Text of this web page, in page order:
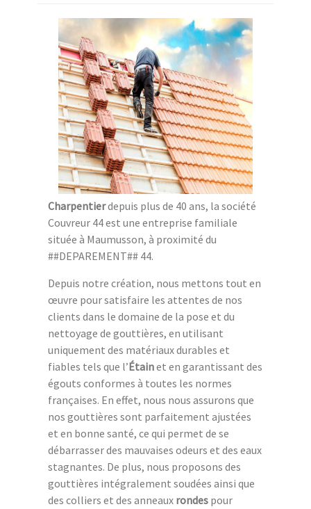
Charpentierdepuis plus de 40 ans, la société
Couvreur 44 est une entreprise familiale
située à Maumusson, à proximité du
##DEPAREMENT## 44.
Depuis notre création, nous mettons tout en
œuvre pour satisfaire les attentes de nos
clients dans le domaine de la pose et du
nettoyage de gouttières, en utilisant
uniquement des matériaux durables et
fiables tels que l’Étainet en garantissant des
égouts conformes à toutes les normes
françaises. En effet, nous nous assurons que
nos gouttières sont parfaitement ajustées
et en bonne santé, ce qui permet de se
débarrasser des mauvaises odeurs et des eaux
stagnantes. De plus, nous proposons des
gouttières intégralement soudées ainsi que
des colliers et des anneaux rondes pour